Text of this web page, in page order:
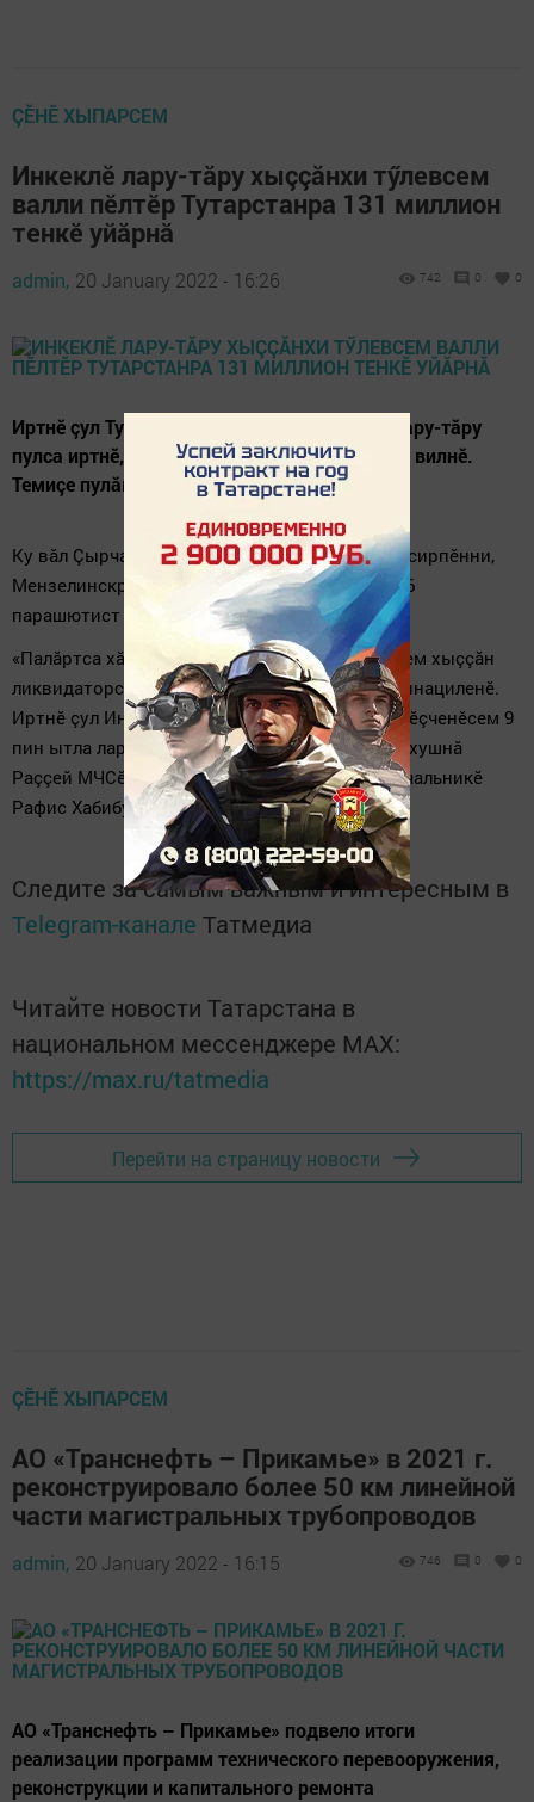
ÇӖНӖ ХЫПАРСЕМ
Инкеклӗ лару-тăру хыççăнхи тӳлевсем
валли пӗлтӗр Тутарстанра 131 миллион
тенкӗ уйăрнă
admin, 20 January 2022 - 16:26 742 0 0
Иртнӗ çул Тутарстанра çичӗ чрезвычайлă лару-тăру
пулса иртнӗ, вӗсенче 65 çын аманнă, 27 çын вилнӗ.
Темиçе пулăм çӗршывӗпех кӗрлерӗç.
Ку вăл Çырчаллипе Ешӗлварти çуртсенче газ сирпӗнни,
Мензелинскра çăмăл моторлă самолет ӳксе 16
парашютист вилни тата ытти те.
«Палăртса хăварас килет, инкеклӗ лару-тăрусем хыççăн
ликвидаторсен ӗçне пур çӗрте те МЧС координациленӗ.
Иртнӗ çул Инкеклӗ лару-тăру министерствин ӗçченӗсем 9
пин ытла лару-тăрура çынсене çăлнă», – тесе хушнă
Раççей МЧСӗн Тутарстанри управленийӗн начальникӗ
Рафис Хабибуллин.
Следите за самым важным и интересным в
Telegram-канале Татмедиа
Читайте новости Татарстана в
национальном мессенджере MАХ:
https://max.ru/tatmedia
Перейти на страницу новости
ÇӖНӖ ХЫПАРСЕМ
АО «Транснефть – Прикамье» в 2021 г.
реконструировало более 50 км линейной
части магистральных трубопроводов
admin, 20 January 2022 - 16:15 746 0 0
АО «Транснефть – Прикамье» подвело итоги
реализации программ технического перевооружения,
реконструкции и капитального ремонта